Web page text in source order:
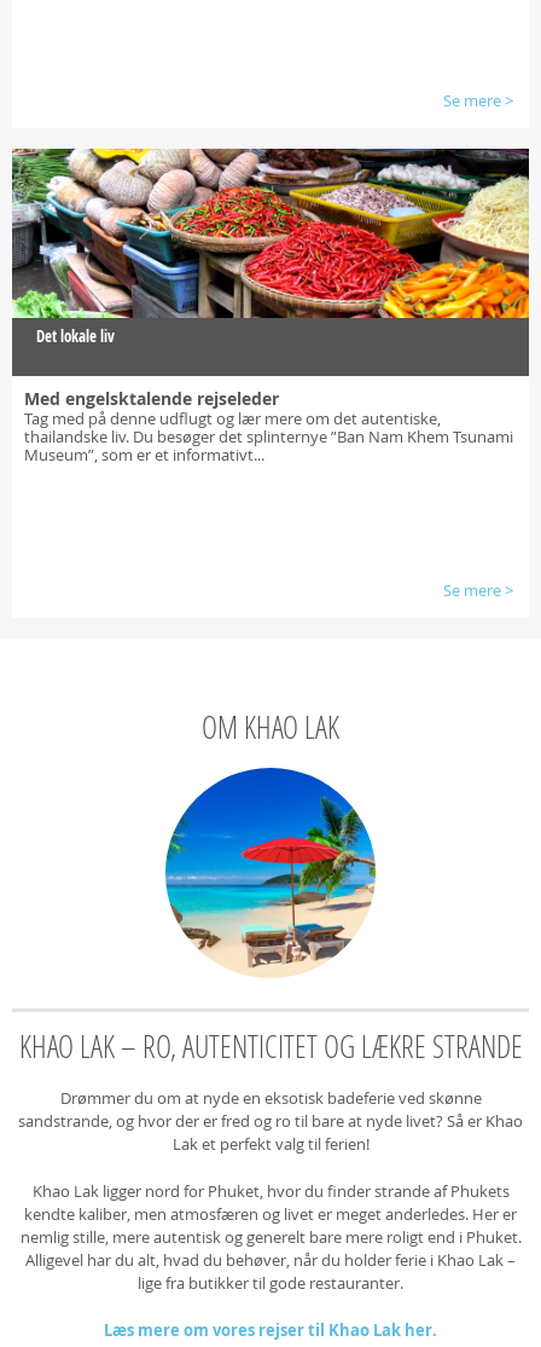
Se mere>
Det lokale liv
Med engelsktalende rejseleder
Tag med på denne udflugt og lær mere om det autentiske,
thailandske liv. Du besøger det splinternye ”Ban Nam Khem Tsunami
Museum”, som er et informativt...
Se mere>
OM KHAO LAK
KHAO LAK – RO, AUTENTICITET OG LÆKRE STRANDE
Drømmer du om at nyde en eksotisk badeferie ved skønne
sandstrande, og hvor der er fred og ro til bare at nyde livet? Så er Khao
Lak et perfekt valg til ferien!
Khao Lak ligger nord for Phuket, hvor du finder strande af Phukets
kendte kaliber, men atmosfæren og livet er meget anderledes. Her er
nemlig stille, mere autentisk og generelt bare mere roligt end i Phuket.
Alligevel har du alt, hvad du behøver, når du holder ferie i Khao Lak –
lige fra butikker til gode restauranter.
Læs mere om vores rejser til Khao Lak her.